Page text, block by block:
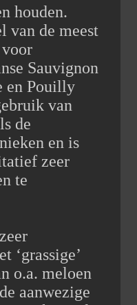
houden.
van de meest
Sauvignon
en Pouilly
van
de
en is
zeer
te
‘grassige’
o.a. meloen
aanwezige